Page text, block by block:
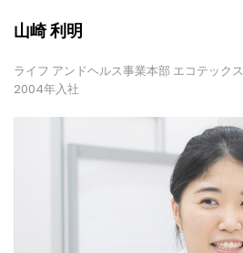
山崎 利明
ライフ アンドヘルス事業本部 エコテックス
2004年入社